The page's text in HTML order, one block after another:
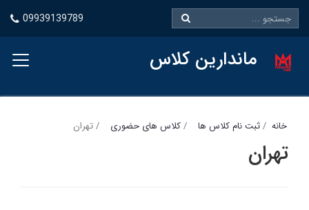
09939139789
ماندارین کلاس
خانه ثبت نام کلاس ها کلاس های حضوری تهران
تهران